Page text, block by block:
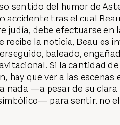
sentido del humor de
accidente tras el cual
judía, debe efectuarse en
recibe la noticia, Beau es
baleado,
Si la cantidad
, hay que ver a las
nada —a pesar de su
para sentir, no